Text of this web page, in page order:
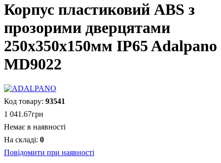
Корпус пластиковий ABS з
прозорими дверцятами
250х350х150мм IP65 Adalpano
MD9022
93541
1 041 .67грн
Немає в наявності
0
Повідомити при наявності